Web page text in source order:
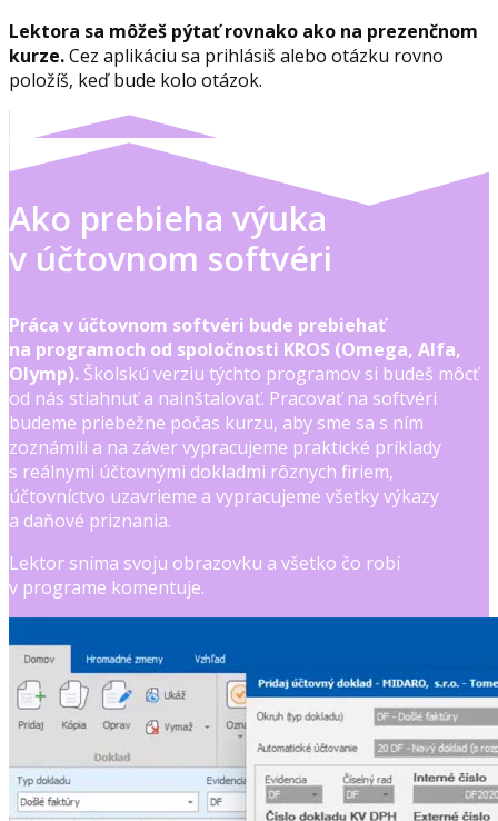
Lektora sa môžeš pýtať rovnako ako na prezenčnom
kurze.Cez aplikáciu sa prihlásiš alebo otázku rovno
položíš, keď bude kolo otázok.
Ako prebieha výuka
v účtovnom softvéri
Práca v účtovnom softvéri bude prebiehať
na programoch od spoločnosti KROS (Omega, Alfa,
Olymp). Školskú verziu týchto programov si budeš môcť
od nás stiahnuť a nainštalovať. Pracovať na softvéri
budeme priebežne počas kurzu, aby sme sa s ním
zoznámili a na záver vypracujeme praktické príklady
s reálnymi účtovnými dokladmi rôznych firiem,
účtovníctvo uzavrieme a vypracujeme všetky výkazy
a daňové priznania.
Lektor sníma svoju obrazovku a všetko čo robí
v programe komentuje.